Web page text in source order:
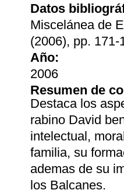
Datos
Miscelánea de
(2006), pp. 171-
Año:
2006
Resumen de
Destaca los
rabino David
intelectual,
familia, su
ademas de su
los Balcanes.